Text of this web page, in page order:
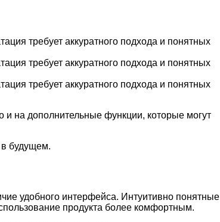
требует аккуратного подхода и понятных
требует аккуратного подхода и понятных
требует аккуратного подхода и понятных
и на дополнительные функции, которые могут
будущем.
удобного интерфейса. Интуитивно понятные
продукта более комфортным.